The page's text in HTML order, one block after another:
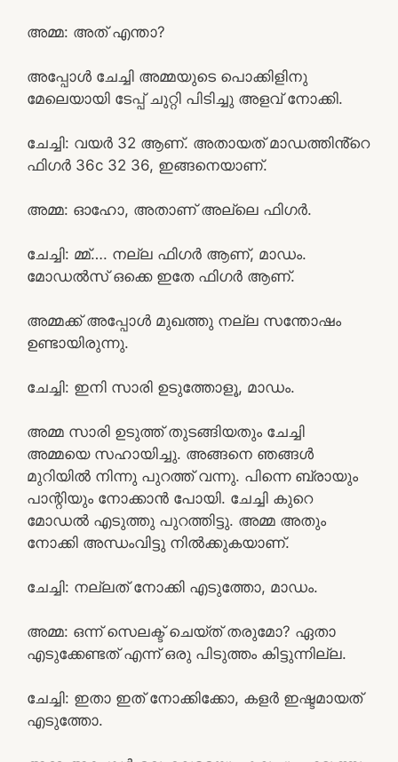
അമ്മ: അത് എന്താ?
അപ്പോൾ ചേച്ചി അമ്മയുടെ പൊക്കിളിനു
മേലെയായി ടേപ്പ് ചുറ്റി പിടിച്ചു അളവ് നോക്കി.
ചേച്ചി: വയർ 32 ആണ്. അതായത് മാഡത്തിൻ്റെ
ഫിഗർ 36c 32 36, ഇങ്ങനെയാണ്.
അമ്മ: ഓഹോ, അതാണ് അല്ലെ ഫിഗർ.
ചേച്ചി: മ്മ്…. നല്ല ഫിഗർ ആണ്, മാഡം.
മോഡൽസ് ഒക്കെ ഇതേ ഫിഗർ ആണ്.
അമ്മക്ക് അപ്പോൾ മുഖത്തു നല്ല സന്തോഷം
ഉണ്ടായിരുന്നു.
ചേച്ചി: ഇനി സാരി ഉടുത്തോളൂ, മാഡം.
അമ്മ സാരി ഉടുത്ത് തുടങ്ങിയതും ചേച്ചി
അമ്മയെ സഹായിച്ചു. അങ്ങനെ ഞങ്ങൾ
മുറിയിൽ നിന്നു പുറത്ത് വന്നു. പിന്നെ ബ്രായും
പാന്റിയും നോക്കാൻ പോയി. ചേച്ചി കുറെ
മോഡൽ എടുത്തു പുറത്തിട്ടു. അമ്മ അതും
നോക്കി അന്ധംവിട്ടു നിൽക്കുകയാണ്.
ചേച്ചി: നല്ലത് നോക്കി എടുത്തോ, മാഡം.
അമ്മ: ഒന്ന് സെലക്ട് ചെയ്ത് തരുമോ? ഏതാ
എടുക്കേണ്ടത് എന്ന് ഒരു പിടുത്തം കിട്ടുന്നില്ല.
ചേച്ചി: ഇതാ ഇത് നോക്കിക്കോ, കളർ ഇഷ്ടമായത്
എടുത്തോ.